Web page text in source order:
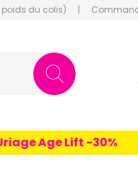
du colis) |
Age Lift -30%